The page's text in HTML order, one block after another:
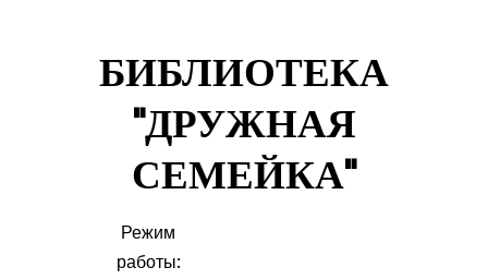
БИБЛИОТЕКА
"ДРУЖНАЯ
СЕМЕЙКА"
Режим
работы: